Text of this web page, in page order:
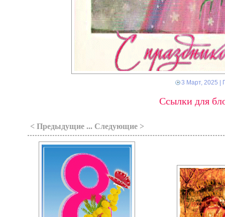
3 Март, 2025 |
Ссылки для
< Предыдущие ... Следующие >